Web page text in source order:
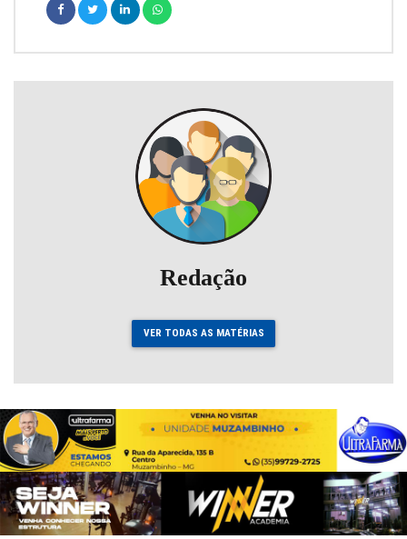
Redação
VER TODAS AS MATÉRIAS